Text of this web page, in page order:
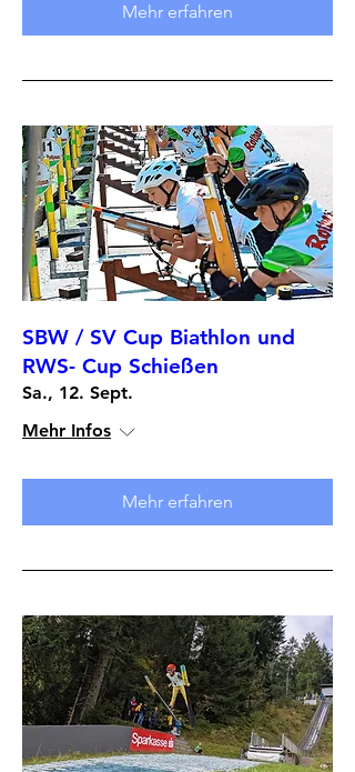
Mehr erfahren
SBW / SV Cup Biathlon und
RWS- Cup Schießen
Sa., 12. Sept.
Mehr Infos
Mehr erfahren